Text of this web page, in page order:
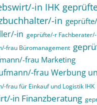
in IHK
in
in geprüfte/-r
frau Büromanagement
frau Marketing
frau Werbung
frau für Einkauf und Logistik IHK
in Finanzberatung